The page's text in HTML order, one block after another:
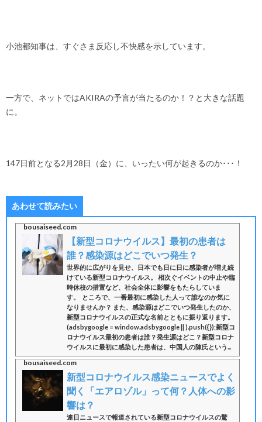
小池都知事は、すぐさま反応し不快感を示しています。
一方で、ネットではAKIRAの予言が当たるのか！？と大きな話題
に。
147日前となる2月28日（金）に、いったい何が起きるのか･･･！
あわせて読みたい
bousaiseed.com
【新型コロナウイルス】最初の患者は
誰？感染源はどこでいつ発生？
世界的に広がりを見せ、日本でも日に日に感染者が増え続
けている新型コロナウイルス。 相次ぐイベントの中止や臨
時休校の措置など、社会全体に影響をもたらしていま
す。 ところで、一番最初に感染した人って誰なのか気に
なりませんか？ また、感染源はどこでいつ発生したのか、
新型コロナウイルスの正式な名前とともに振り返ります。
(adsbygoogle = window.adsbygoogle || ).push({});新型コ
ロナウイルス最初の患者は誰？発生源はどこ？新型コロナ
ウイルスに最初に感染した患者は、中国人の陳氏という...
bousaiseed.com
新型コロナウイルス感染ニュースでよく
聞く「エアロゾル」って何？人体への影
響は？
連日ニュースで報道されている新型コロナウイルスの驚